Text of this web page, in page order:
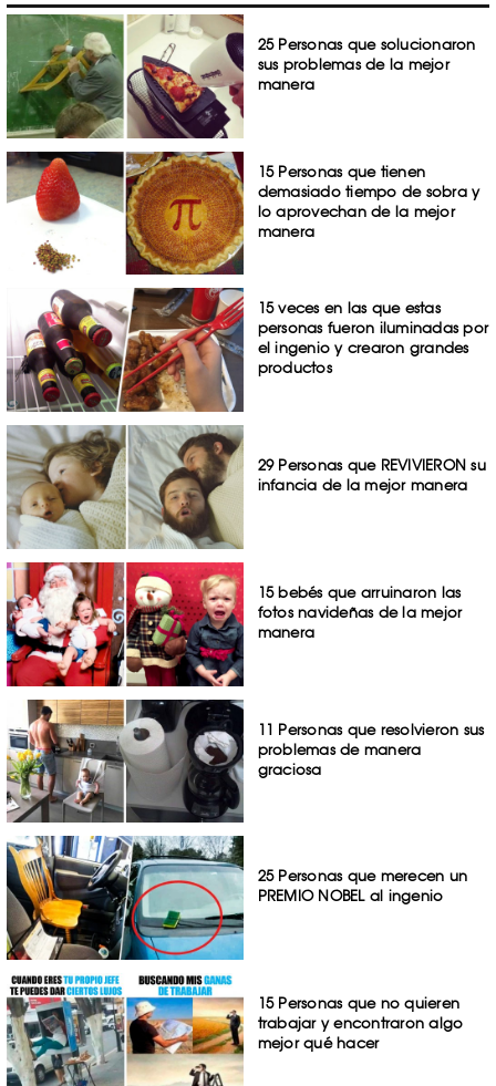
25 Personas que solucionaron
sus problemas de la mejor
manera
15 Personas que tienen
demasiado tiempo de sobra y
lo aprovechan de la mejor
manera
15 veces en las que estas
personas fueron iluminadas por
el ingenio y crearon grandes
productos
29 Personas que REVIVIERON su
infancia de la mejor manera
15 bebés que arruinaron las
fotos navideñas de la mejor
manera
11 Personas que resolvieron sus
problemas de manera
graciosa
25 Personas que merecen un
PREMIO NOBEL al ingenio
15 Personas que no quieren
trabajar y encontraron algo
mejor qué hacer